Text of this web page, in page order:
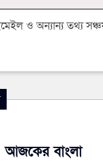
ও অন্যান্য তথ্য
আজকের বাংলা